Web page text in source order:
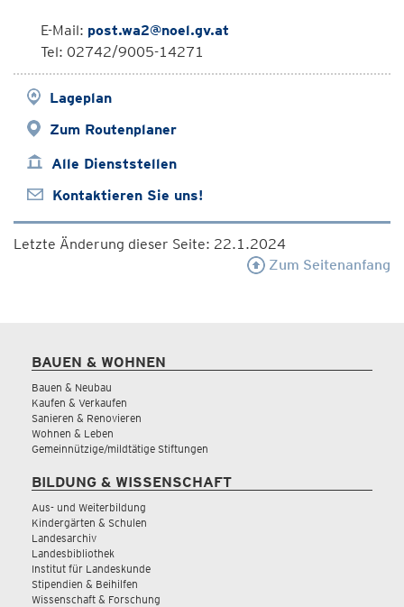
E-Mail: post.wa2@noel.gv.at
Tel: 02742/9005-14271
Lageplan
Zum Routenplaner
Alle Dienststellen
Kontaktieren Sie uns!
Letzte Änderung dieser Seite: 22.1.2024
Zum Seitenanfang
BAUEN & WOHNEN
Bauen & Neubau
Kaufen & Verkaufen
Sanieren & Renovieren
Wohnen & Leben
Gemeinnützige/mildtätige Stiftungen
BILDUNG & WISSENSCHAFT
Aus- und Weiterbildung
Kindergärten & Schulen
Landesarchiv
Landesbibliothek
Institut für Landeskunde
Stipendien & Beihilfen
Wissenschaft & Forschung